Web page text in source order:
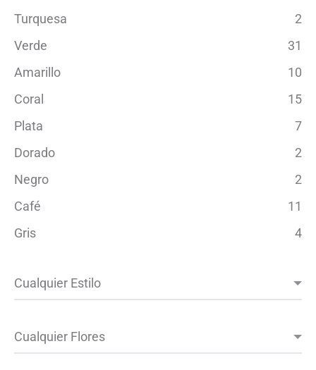
Turquesa
2
Verde
31
Amarillo
10
Coral
15
Plata
7
Dorado
2
Negro
2
Café
11
Gris
4